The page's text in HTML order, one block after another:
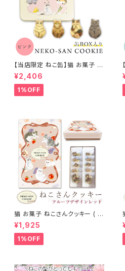
【当店限定 ねこ缶】猫 お菓子 ク
ッキー ねこさんクッキー ( 4枚
入 ) 個包装 ピンク
¥2,406
1%OFF
猫 お菓子 ねこさんクッキー ( 1
0枚入 ) フルーツデザインVer
レッド
¥1,925
1%OFF